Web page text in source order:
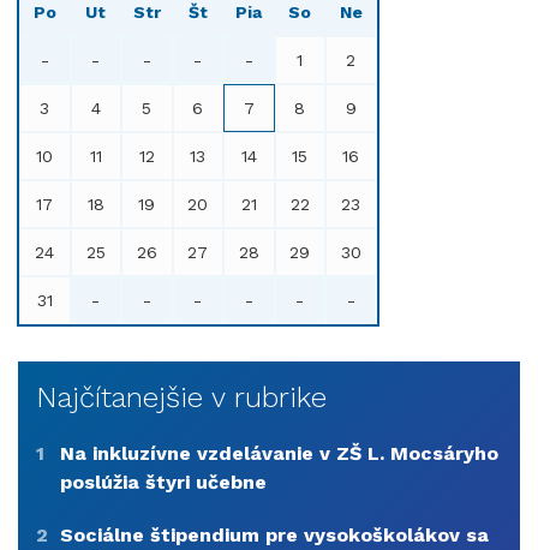
Po Ut Str Št Pia So Ne
- - - - - 1 2
3 4 5 6 7 8 9
10 11 12 13 14 15 16
17 18 19 20 21 22 23
24 25 26 27 28 29 30
31 - - - - - -
Najčítanejšie v rubrike
1
Na inkluzívne vzdelávanie v ZŠ L. Mocsáryho
poslúžia štyri učebne
2 Sociálne štipendium pre vysokoškolákov sa